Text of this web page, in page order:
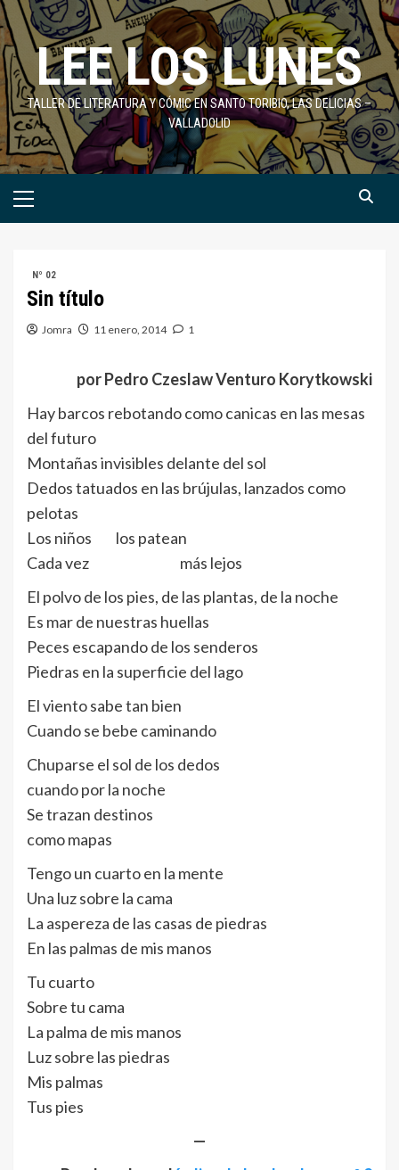
Saltar
al
contenidoLEE LOS LUNES
TALLER DE LITERATURA Y CÓMIC EN SANTO TORIBIO, LAS DELICIAS –
VALLADOLID
Menú
Nº 02
Sin título
Jomra 11 enero, 2014 1
por Pedro Czeslaw Venturo Korytkowski
Hay barcos rebotando como canicas en las mesas
del futuro
Montañas invisibles delante del sol
Dedos tatuados en las brújulas, lanzados como
pelotas
Los niños los patean
Cada vez más lejos
El polvo de los pies, de las plantas, de la noche
Es mar de nuestras huellas
Peces escapando de los senderos
Piedras en la superficie del lago
El viento sabe tan bien
Cuando se bebe caminando
Chuparse el sol de los dedos
cuando por la noche
Se trazan destinos
como mapas
Tengo un cuarto en la mente
Una luz sobre la cama
La aspereza de las casas de piedras
En las palmas de mis manos
Tu cuarto
Sobre tu cama
La palma de mis manos
Luz sobre las piedras
Mis palmas
Tus pies
—